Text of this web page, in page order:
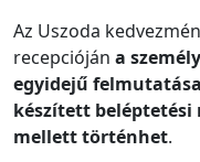
Az Uszoda
recepcióján a
egyidejű
készített
mellett történhet.